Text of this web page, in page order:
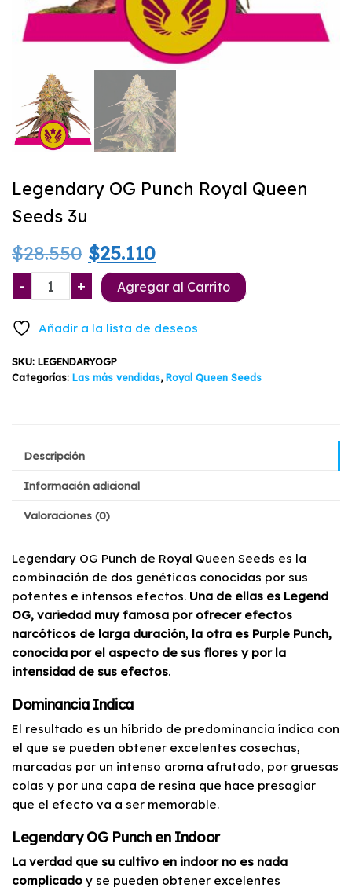
Legendary OG Punch Royal Queen
Seeds 3u
$28.550 El
precio
$28.550.
$25.110El
precio
$25.110.
-
Legendary
OG
Royal
Queen
Seeds
+ Agregar al Carrito
Añadir a la lista de deseos
SKU: LEGENDARYOGP
Categorías: Las más vendidas,Royal Queen Seeds
Descripción
Información adicional
Valoraciones (0)
Legendary OG Punch de Royal Queen Seeds es la
combinación de dos genéticas conocidas por sus
potentes e intensos efectos. Una de ellas es Legend
OG, variedad muy famosa por ofrecer efectos
narcóticos de larga duración, la otra es Purple Punch,
conocida por el aspecto de sus flores y por la
intensidad de sus efectos.
Dominancia Indica
El resultado es un híbrido de predominancia índica con
el que se pueden obtener excelentes cosechas,
marcadas por un intenso aroma afrutado, por gruesas
colas y por una capa de resina que hace presagiar
que el efecto va a ser memorable.
Legendary OG Punch en Indoor
La verdad que su cultivo en indoor no es nada
complicado y se pueden obtener excelentes